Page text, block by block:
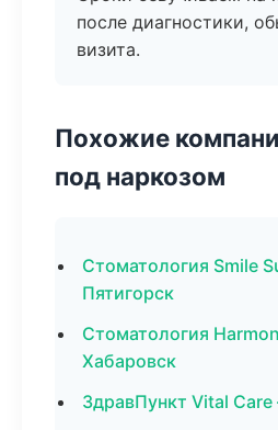
после диагностики,
визита.
Похожие
под наркозом
Стоматология Smile
Пятигорск
Стоматология
Хабаровск
ЗдравПункт Vital